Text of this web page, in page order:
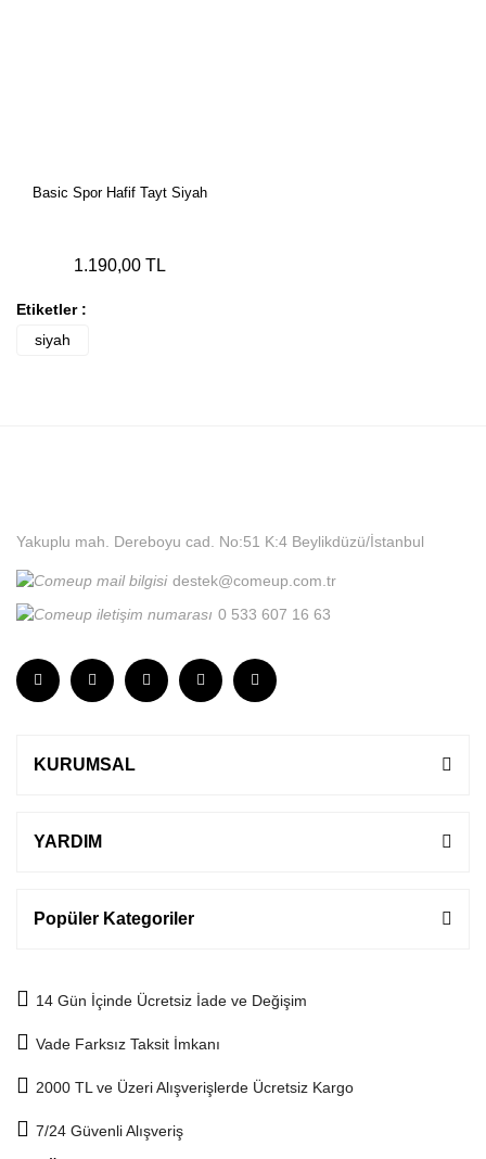
Basic Spor Hafif Tayt Siyah
1.190,00 TL
Etiketler :
siyah
Yakuplu mah. Dereboyu cad. No:51 K:4 Beylikdüzü/İstanbul
destek@comeup.com.tr
0 533 607 16 63
KURUMSAL
YARDIM
Popüler Kategoriler
14 Gün İçinde Ücretsiz İade ve Değişim
Vade Farksız Taksit İmkanı
2000 TL ve Üzeri Alışverişlerde Ücretsiz Kargo
7/24 Güvenli Alışveriş